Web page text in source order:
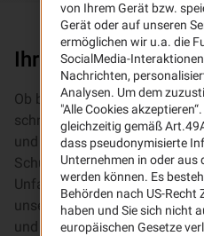
Ihre neue
Ob beim Sport, im Urlaub
schnell. Gerade in der
und genau hier greift keine
Schützen Sie sich mit der
Unfallfolgen Ihr Leben
unseren
und Genesungsgeld sind Sie
von Ihrem Gerät bzw.
Gerät oder auf unseren
ermöglichen wir u.a. die
SocialMedia-
Nachrichten,
Analysen. Um dem
"Alle Cookies
gleichzeitig gemäß
dass pseudonymisierte
Unternehmen in oder aus
werden können. Es
Behörden nach US-Recht
haben und Sie sich nicht
europäischen Gesetze